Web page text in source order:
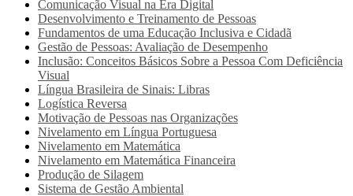
Comunicação Visual na Era Digital
Desenvolvimento e Treinamento de Pessoas
Fundamentos de uma Educação Inclusiva e Cidadã
Gestão de Pessoas: Avaliação de Desempenho
Inclusão: Conceitos Básicos Sobre a Pessoa Com Deficiência
Visual
Língua Brasileira de Sinais: Libras
Logística Reversa
Motivação de Pessoas nas Organizações
Nivelamento em Língua Portuguesa
Nivelamento em Matemática
Nivelamento em Matemática Financeira
Produção de Silagem
Sistema de Gestão Ambiental